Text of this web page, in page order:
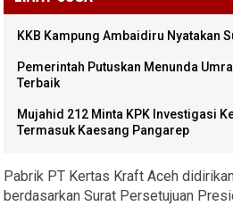
KKB Kampung Ambaidiru Nyatakan
Pemerintah Putuskan Menunda
Terbaik
Mujahid 212 Minta KPK Investigasi
Termasuk Kaesang Pangarep
Pabrik PT Kertas Kraft Aceh
berdasarkan Surat Persetujuan